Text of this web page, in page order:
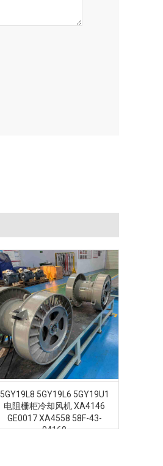
5GY19L8 5GY19L6 5GY19U1
电阻栅柜冷却风机 XA4146
GE0017 XA4558 58F-43-
04160